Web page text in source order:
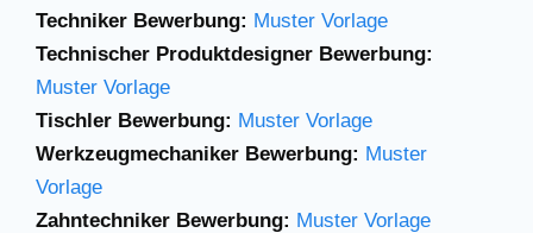
Techniker Bewerbung: Muster Vorlage
Technischer Produktdesigner Bewerbung:
Muster Vorlage
Tischler Bewerbung: Muster Vorlage
Werkzeugmechaniker Bewerbung: Muster
Vorlage
Zahntechniker Bewerbung: Muster Vorlage